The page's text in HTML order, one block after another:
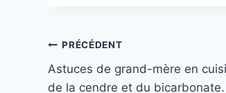
PRÉCÉDENT
Astuces de grand-mère en
de la cendre et du bicarbonate.